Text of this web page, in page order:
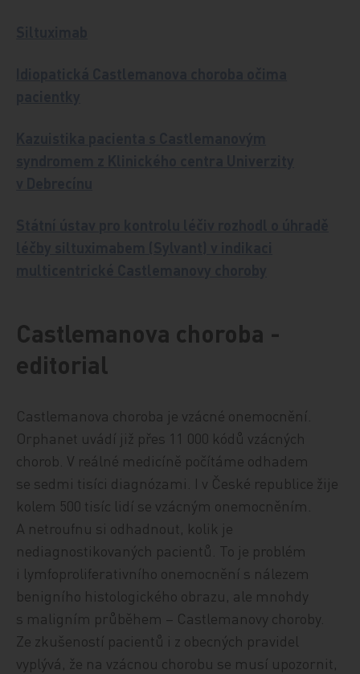
Castlemanova choroba -
editorial
Castlemanova choroba je vzácné onemocnění.
Orphanet uvádí již přes 11 000 kódů vzácných
chorob. V reálné medicíně počítáme odhadem
se sedmi tisíci diagnózami. I v České republice žije
kolem 500 tisíc lidí se vzácným onemocněním.
A netroufnu si odhadnout, kolik je
nediagnostikovaných pacientů. To je problém
i lymfoproliferativního onemocnění s nálezem
benigního histologického obrazu, ale mnohdy
s maligním průběhem – Castlemanovy choroby.
Ze zkušeností pacientů i z obecných pravidel
vyplývá, že na vzácnou chorobu se musí upozornit,